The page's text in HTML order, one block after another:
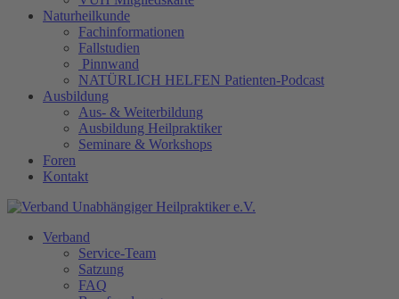
Naturheilkunde
Fachinformationen
Fallstudien
Pinnwand
NATÜRLICH HELFEN Patienten-Podcast
Ausbildung
Aus- & Weiterbildung
Ausbildung Heilpraktiker
Seminare & Workshops
Foren
Kontakt
Verband
Service-Team
Satzung
FAQ